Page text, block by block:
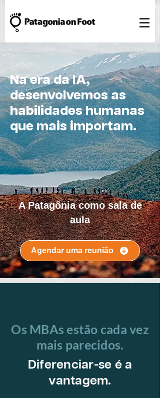
Na era da IA,
desenvolvemos as
habilidades humanas
que mais importam.
A Patagônia como sala de
aula
Agendar uma reunião
Os MBAs estão cada vez
mais parecidos.
Diferenciar-se é a
vantagem.